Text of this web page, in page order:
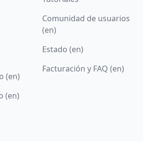
(en)
(en)
Comunidad de usuarios
(en)
Estado (en)
Facturación y FAQ (en)